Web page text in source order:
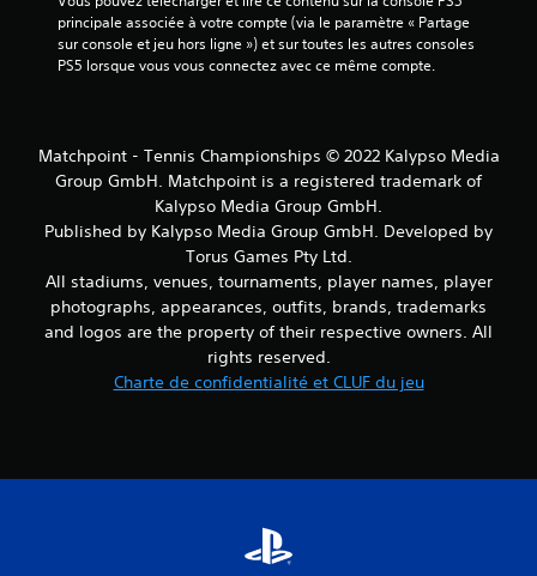
principale associée à votre compte (via le paramètre « Partage
sur console et jeu hors ligne ») et sur toutes les autres consoles
PS5 lorsque vous vous connectez avec ce même compte.
Matchpoint - Tennis Championships © 2022 Kalypso Media
Group GmbH. Matchpoint is a registered trademark of
Kalypso Media Group GmbH.
Published by Kalypso Media Group GmbH. Developed by
Torus Games Pty Ltd.
All stadiums, venues, tournaments, player names, player
photographs, appearances, outfits, brands, trademarks
and logos are the property of their respective owners. All
rights reserved.
Charte de confidentialité et CLUF du jeu